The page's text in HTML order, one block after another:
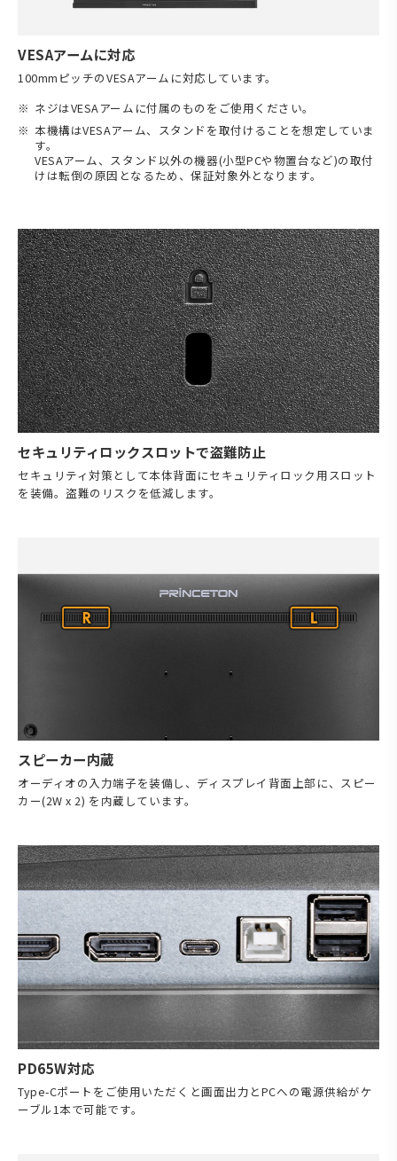
VESAアームに対応
100mmピッチのVESAアームに対応しています。
ネジはVESAアームに付属のものをご使用ください。
本機構はVESAアーム、スタンドを取付けることを想定していま
す。
VESAアーム、スタンド以外の機器(小型PCや物置台など)の取付
けは転倒の原因となるため、保証対象外となります。
セキュリティロックスロットで盗難防止
セキュリティ対策として本体背面にセキュリティロック用スロット
を装備。盗難のリスクを低減します。
スピーカー内蔵
オーディオの入力端子を装備し、ディスプレイ背面上部に、スピー
カー(2W x 2) を内蔵しています。
PD65W対応
Type-Cポートをご使用いただくと画面出力とPCへの電源供給がケ
ーブル1本で可能です。